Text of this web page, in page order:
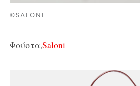
©SALONI
Φούστα,Saloni